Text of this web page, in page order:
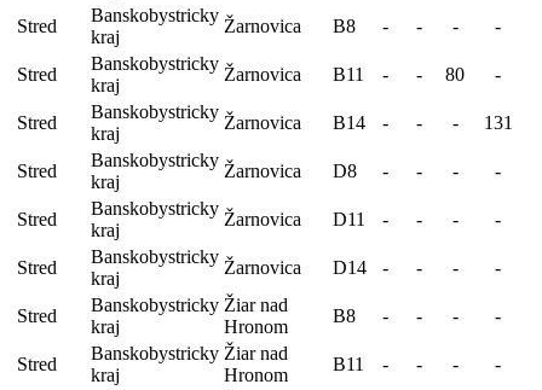
Stred
Banskobystricky
kraj
Žarnovica B8 - - - -
Stred
Banskobystricky
kraj
Žarnovica B11 - - 80 -
Stred
Banskobystricky
kraj
Žarnovica B14 - - - 131
Stred
Banskobystricky
kraj
Žarnovica D8 - - - -
Stred
Banskobystricky
kraj
Žarnovica D11 - - - -
Stred
Banskobystricky
kraj
Žarnovica D14 - - - -
Stred
Banskobystricky
kraj
Žiar nad
Hronom
B8 - - - -
Stred
Banskobystricky
kraj
Žiar nad
Hronom
B11 - - - -